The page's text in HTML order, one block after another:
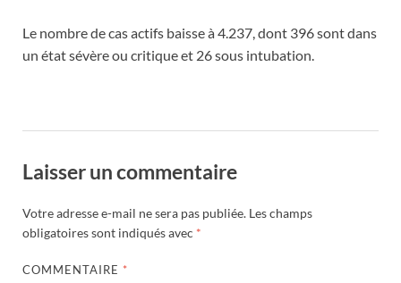
Le nombre de cas actifs baisse à 4.237, dont 396 sont dans
un état sévère ou critique et 26 sous intubation.
Laisser un commentaire
Votre adresse e-mail ne sera pas publiée. Les champs
obligatoires sont indiqués avec *
COMMENTAIRE *